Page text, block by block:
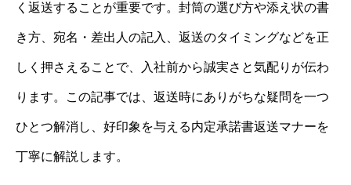
く返送することが重要です。封筒の選び方や添え状の書
き方、宛名・差出人の記入、返送のタイミングなどを正
しく押さえることで、入社前から誠実さと気配りが伝わ
ります。この記事では、返送時にありがちな疑問を一つ
ひとつ解消し、好印象を与える内定承諾書返送マナーを
丁寧に解説します。